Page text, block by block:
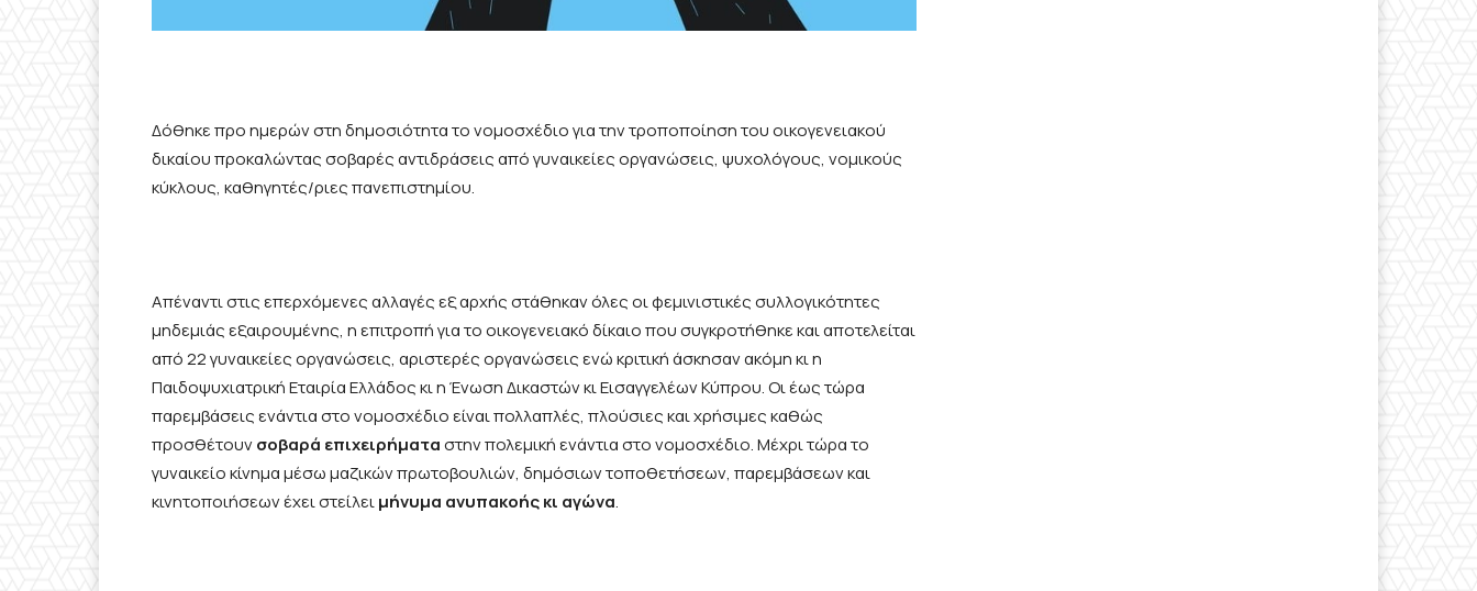
Δόθηκε προ ημερών στη δημοσιότητα το νομοσχέδιο για την τροποποίηση του οικογενειακού
δικαίου προκαλώντας σοβαρές αντιδράσεις από γυναικείες οργανώσεις, ψυχολόγους, νομικούς
κύκλους, καθηγητές/ριες πανεπιστημίου.
Απέναντι στις επερχόμενες αλλαγές εξ αρχής στάθηκαν όλες οι φεμινιστικές συλλογικότητες
μηδεμιάς εξαιρουμένης, η επιτροπή για το οικογενειακό δίκαιο που συγκροτήθηκε και αποτελείται
από 22 γυναικείες οργανώσεις, αριστερές οργανώσεις ενώ κριτική άσκησαν ακόμη κι η
Παιδοψυχιατρική Εταιρία Ελλάδος κι η Ένωση Δικαστών κι Εισαγγελέων Κύπρου. Οι έως τώρα
παρεμβάσεις ενάντια στο νομοσχέδιο είναι πολλαπλές, πλούσιες και χρήσιμες καθώς
προσθέτουνσοβαρά επιχειρήματαστην πολεμική ενάντια στο νομοσχέδιο. Μέχρι τώρα το
γυναικείο κίνημα μέσω μαζικών πρωτοβουλιών, δημόσιων τοποθετήσεων, παρεμβάσεων και
κινητοποιήσεων έχει στείλειμήνυμα ανυπακοής κι αγώνα.